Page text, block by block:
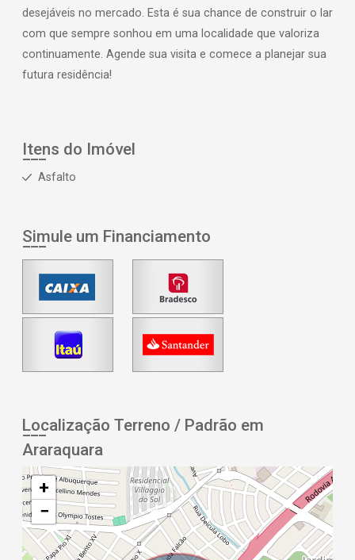
desejáveis no mercado. Esta é sua chance de construir o lar
com que sempre sonhou em uma localidade que valoriza
continuamente. Agende sua visita e comece a planejar sua
futura residência!
Itens do Imóvel
Asfalto
Simule um Financiamento
Localização Terreno / Padrão em
Araraquara
+
−